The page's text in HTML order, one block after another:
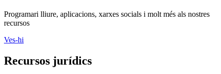
Programari lliure, aplicacions, xarxes socials i molt més als nostres
recursos
Ves-hi
Recursos jurídics